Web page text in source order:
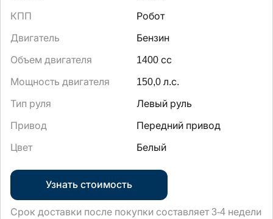
КПП Робот
Двигатель Бензин
Объем двигателя 1400 сс
Мощность двигателя 150,0 л.с.
Тип руля Левый руль
Привод Передний привод
Цвет Белый
Узнать стоимость
Срок доставки после покупки составляет 3-4 недели